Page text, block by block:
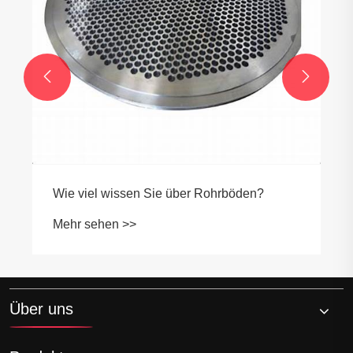
 
Über uns